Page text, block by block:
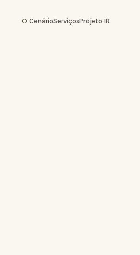
O CenárioServiçosProjeto IR